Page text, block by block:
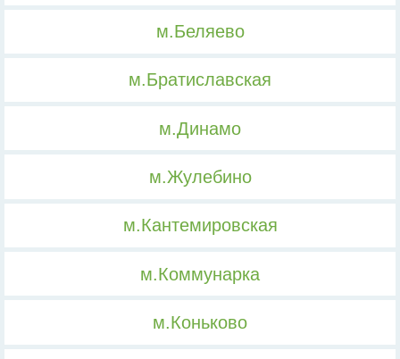
м.Беляево
м.Братиславская
м.Динамо
м.Жулебино
м.Кантемировская
м.Коммунарка
м.Коньково